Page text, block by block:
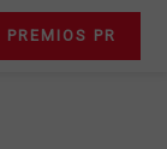
PREMIOS PR